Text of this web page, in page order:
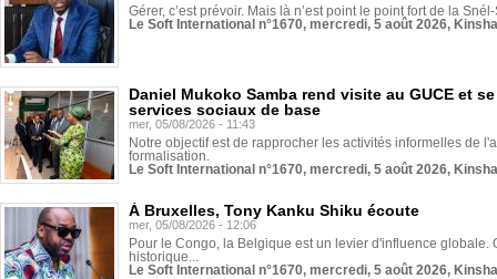
Gérer, c’est prévoir. Mais là n’est point le point fort de la
Le Soft International n°1670, mercredi, 5 août 2026,
Daniel Mukoko Samba rend visite au GUCE et
services sociaux de base
mer, 05/08/2026 - 11:43
Notre objectif est de rapprocher les activités informelles de
formalisation.
Le Soft International n°1670, mercredi, 5 août 2026,
À Bruxelles, Tony Kanku Shiku écoute
mer, 05/08/2026 - 12:06
Pour le Congo, la Belgique est un levier d'influence globale.
historique...
Le Soft International n°1670, mercredi, 5 août 2026,